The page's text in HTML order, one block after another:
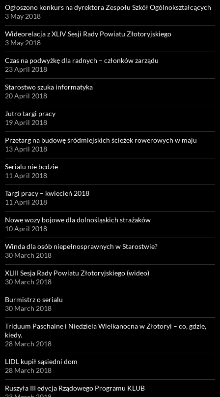
Ogłoszono konkurs na dyrektora Zespołu Szkół Ogólnokształcących
3 May 2018
Wideorelacja z XLIV Sesji Rady Powiatu Złotoryjskiego
3 May 2018
Czas na podwyżkę dla radnych – członków zarządu
23 April 2018
Starostwo szuka informatyka
20 April 2018
Jutro targi pracy
19 April 2018
Przetarg na budowę śródmiejskich ścieżek rowerowych w maju
13 April 2018
Serialu nie będzie
11 April 2018
Targi pracy – kwiecień 2018
11 April 2018
Nowe wozy bojowe dla dolnośląskich strażaków
10 April 2018
Winda dla osób niepełnosprawnych w Starostwie?
30 March 2018
XLIII Sesja Rady Powiatu Złotoryjskiego (wideo)
30 March 2018
Burmistrz o serialu
30 March 2018
Triduum Paschalne i Niedziela Wielkanocna w Złotoryi – co, gdzie,
kiedy.
28 March 2018
LIDL kupił sąsiedni dom
28 March 2018
Ruszyła III edycja Rządowego Programu KLUB